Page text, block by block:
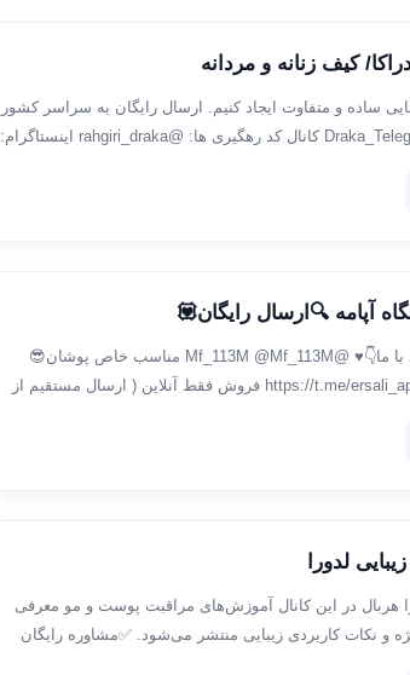
کیف زنانه و مردانه
ساده و متفاوت ایجاد کنیم. ارسال رایگان به سراسر کشور
✈️ ثبت سفارش: @Draka_Telegram کانال کد رهگیری ها: @rahgiri_draka اینستاگرام:
https://www.instagram.com/draka.ir
آپامه 🔍ارسال رایگان💟
ارسال رایگان 😍 ارتباط با ما👇♥️ @Mf_113M @Mf_113M مناسب خاص پوشان😎
کانال ارسالی ها👇 https://t.me/ersali_apame فروش فقط آنلاین ( ارسال مستقیم از
مطابق هرسلیقه شماره تماس مواقع ضروری فقط❌👇
لدورا
هربال در این کانال آموزش‌های مراقبت پوست و مو معرفی
و نکات کاربردی زیبایی منتشر می‌شود. ✅مشاوره رایگان
با نیاز شما ✅ارسال به سراسر ایران 📩 […]